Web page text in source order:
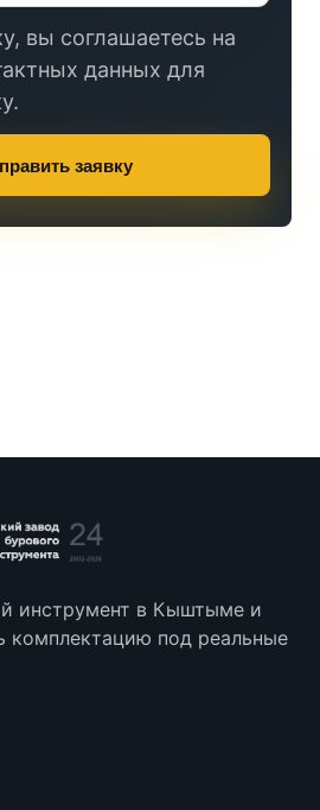
вы соглашаетесь на
данных для
заявку
инструмент в Кыштыме и
комплектацию под реальные